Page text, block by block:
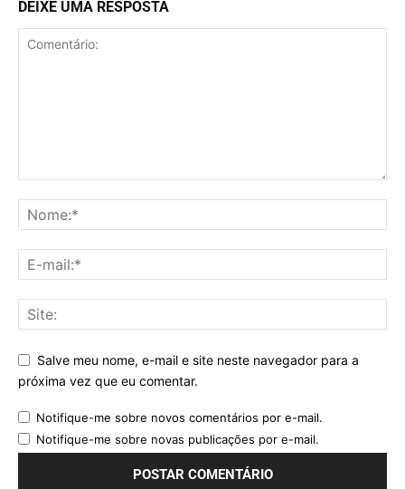
DEIXE UMA RESPOSTA
Salve meu nome, e-mail e site neste navegador para a
próxima vez que eu comentar.
Notifique-me sobre novos comentários por e-mail.
Notifique-me sobre novas publicações por e-mail.